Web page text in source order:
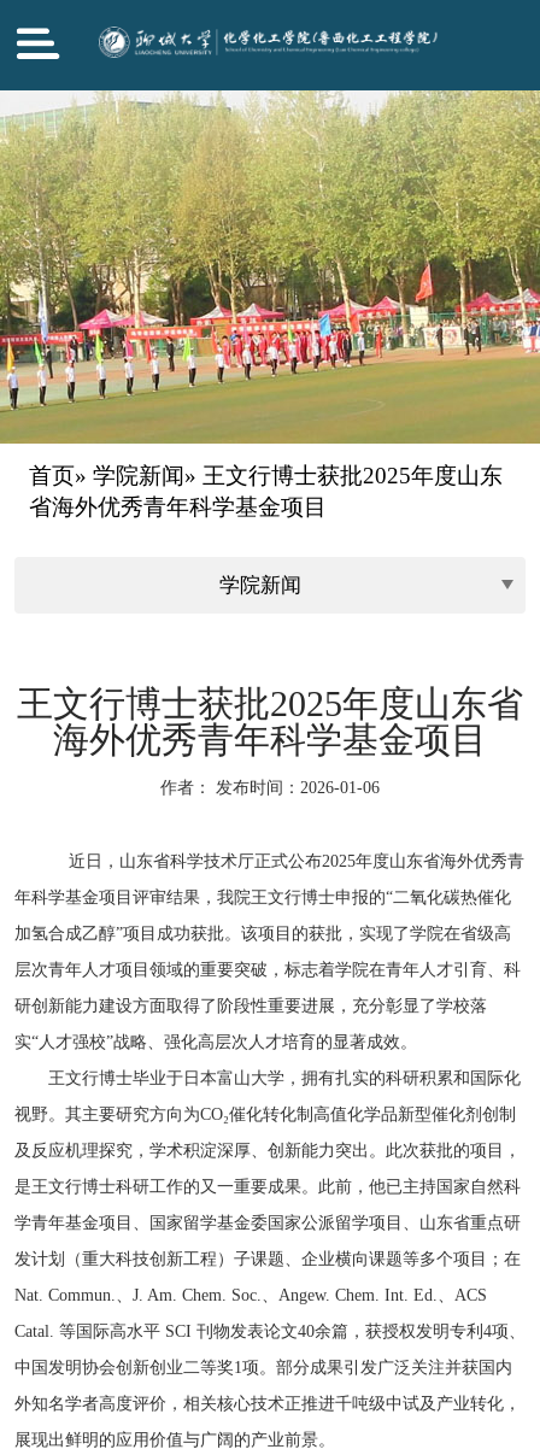
首页» 学院新闻» 王文行博士获批2025年度山东
省海外优秀青年科学基金项目
王文行博士获批2025年度山东省
海外优秀青年科学基金项目
作者： 发布时间：2026-01-06
近日，山东省科学技术厅正式公布2025年度山东省海外优秀青
年科学基金项目评审结果，我院王文行博士申报的“二氧化碳热催化
加氢合成乙醇”项目成功获批。该项目的获批，实现了学院在省级高
层次青年人才项目领域的重要突破，标志着学院在青年人才引育、科
研创新能力建设方面取得了阶段性重要进展，充分彰显了学校落
实“人才强校”战略、强化高层次人才培育的显著成效。
王文行博士毕业于日本富山大学，拥有扎实的科研积累和国际化
视野。其主要研究方向为CO₂催化转化制高值化学品新型催化剂创制
及反应机理探究，学术积淀深厚、创新能力突出。此次获批的项目，
是王文行博士科研工作的又一重要成果。此前，他已主持国家自然科
学青年基金项目、国家留学基金委国家公派留学项目、山东省重点研
发计划（重大科技创新工程）子课题、企业横向课题等多个项目；在
Nat. Commun.、J. Am. Chem. Soc.、Angew. Chem. Int. Ed.、ACS
Catal. 等国际高水平 SCI 刊物发表论文40余篇，获授权发明专利4项、
中国发明协会创新创业二等奖1项。部分成果引发广泛关注并获国内
外知名学者高度评价，相关核心技术正推进千吨级中试及产业转化，
展现出鲜明的应用价值与广阔的产业前景。